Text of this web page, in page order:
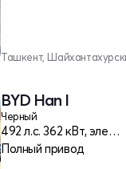
Ташкент,
BYD Han I
Черный
492 л.c. 362 кВт, электро
Полный привод